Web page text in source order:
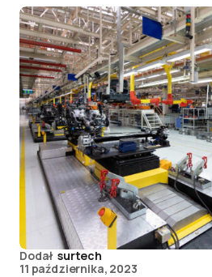
Dodał surtech
11 października, 2023